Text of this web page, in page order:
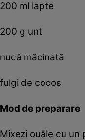
200 ml lapte
200 g unt
nucă măcinată
fulgi de cocos
Mod de preparare
Mixezi ouăle cu